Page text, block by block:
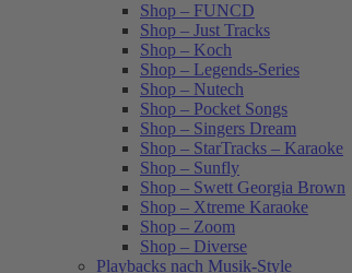
Shop – FUNCD
Shop – Just Tracks
Shop – Koch
Shop – Legends-Series
Shop – Nutech
Shop – Pocket Songs
Shop – Singers Dream
Shop – StarTracks – Karaoke
Shop – Sunfly
Shop – Swett Georgia Brown
Shop – Xtreme Karaoke
Shop – Zoom
Shop – Diverse
Playbacks nach Musik-Style